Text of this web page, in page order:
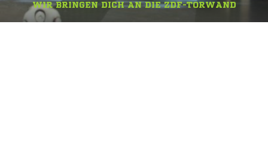
WIR BRINGEN DICH AN DIE ZDF-TORWAND